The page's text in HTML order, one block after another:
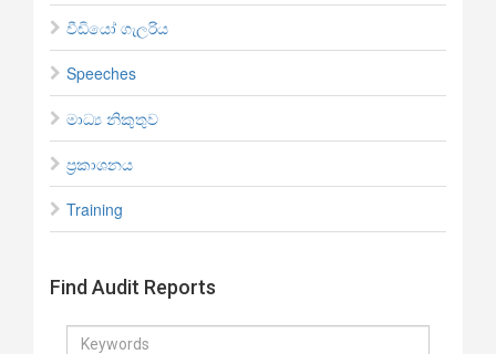
වීඩියෝ ගැලරිය
Speeches
මාධ්‍ය නිකුතුව
ප්‍රකාශනය
Training
Find Audit Reports